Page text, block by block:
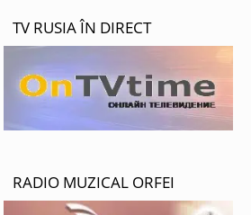
TV RUSIA ÎN DIRECT
RADIO MUZICAL ORFEI